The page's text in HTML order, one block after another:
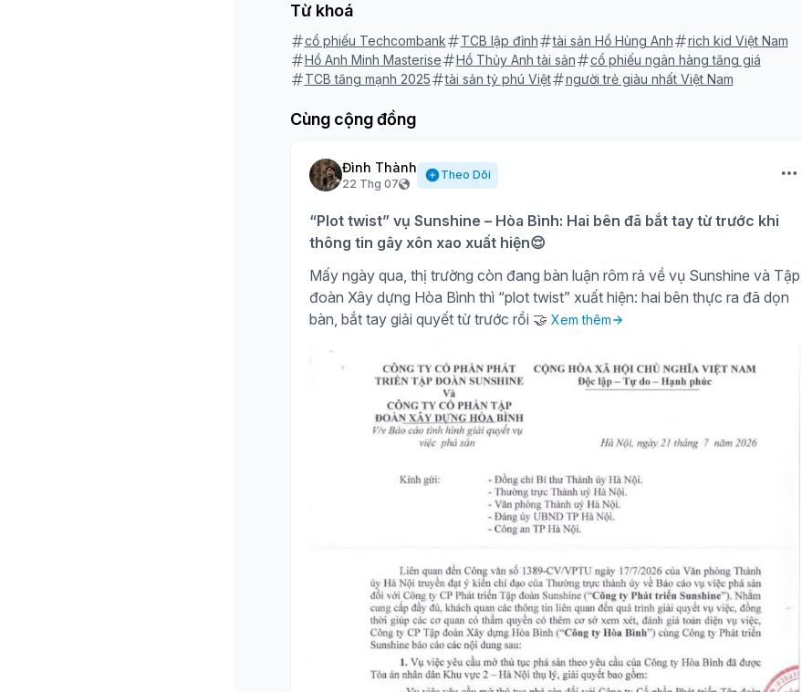
Từ khoá
cổ phiếu Techcombank TCB lập đỉnh tài sản Hồ Hùng Anh
rich kid Việt Nam
Hồ Anh Minh Masterise
Hồ Thủy Anh tài sản
cổ phiếu ngân hàng tăng giá
TCB tăng mạnh 2025
tài sản tỷ phú Việt người trẻ giàu nhất Việt Nam
Cùng cộng đồng
Đình Thành
22 Thg 07
Theo Dõi
“Plot twist” vụ Sunshine – Hòa Bình: Hai bên đã bắt tay từ trước khi
thông tin gây xôn xao xuất hiện😌
Mấy ngày qua, thị trường còn đang bàn luận rôm rả về vụ Sunshine và Tập
đoàn Xây dựng Hòa Bình thì “plot twist” xuất hiện: hai bên thực ra đã dọn
bàn, bắt tay giải quyết từ trước rồi 🤝 Xem thêm